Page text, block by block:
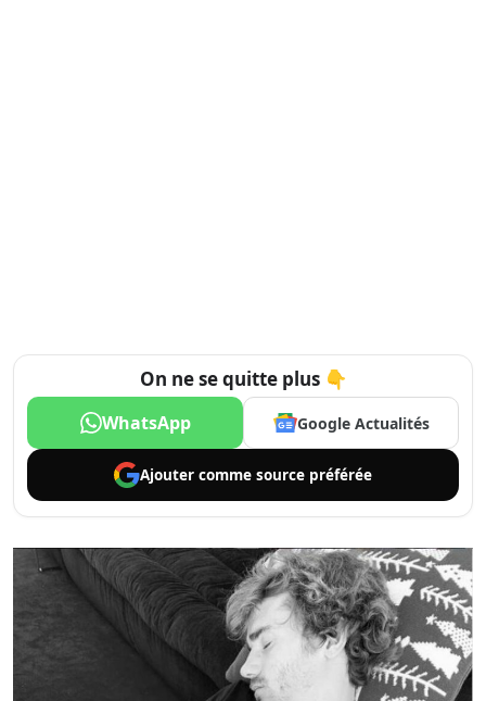
On ne se quitte plus 👇
WhatsApp Google Actualités
Ajouter comme source préférée